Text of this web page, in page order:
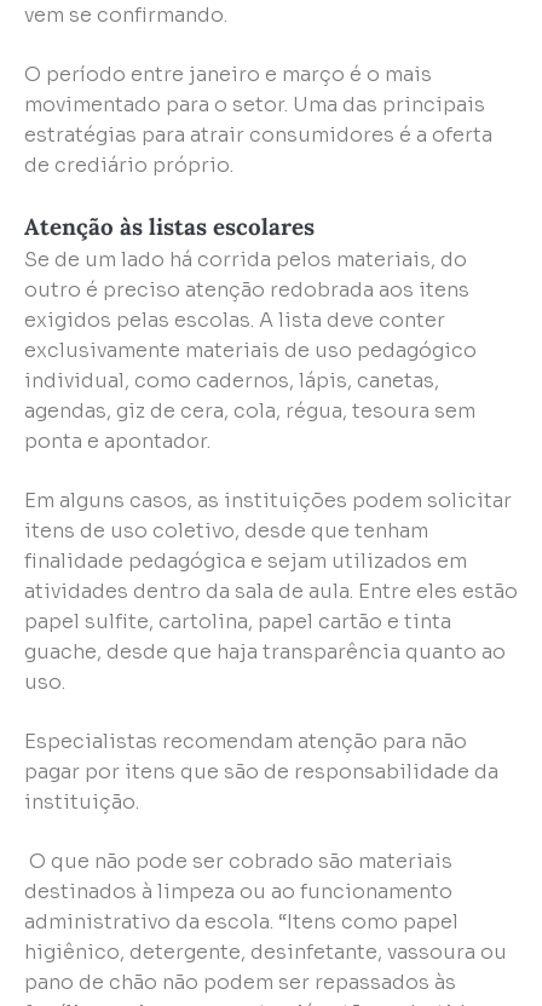
vem se confirmando.
O período entre janeiro e março é o mais
movimentado para o setor. Uma das principais
estratégias para atrair consumidores é a oferta
de crediário próprio.
Atenção às listas escolares
Se de um lado há corrida pelos materiais, do
outro é preciso atenção redobrada aos itens
exigidos pelas escolas. A lista deve conter
exclusivamente materiais de uso pedagógico
individual, como cadernos, lápis, canetas,
agendas, giz de cera, cola, régua, tesoura sem
ponta e apontador.
Em alguns casos, as instituições podem solicitar
itens de uso coletivo, desde que tenham
finalidade pedagógica e sejam utilizados em
atividades dentro da sala de aula. Entre eles estão
papel sulfite, cartolina, papel cartão e tinta
guache, desde que haja transparência quanto ao
uso.
Especialistas recomendam atenção para não
pagar por itens que são de responsabilidade da
instituição.
O que não pode ser cobrado são materiais
destinados à limpeza ou ao funcionamento
administrativo da escola. “Itens como papel
higiênico, detergente, desinfetante, vassoura ou
pano de chão não podem ser repassados às